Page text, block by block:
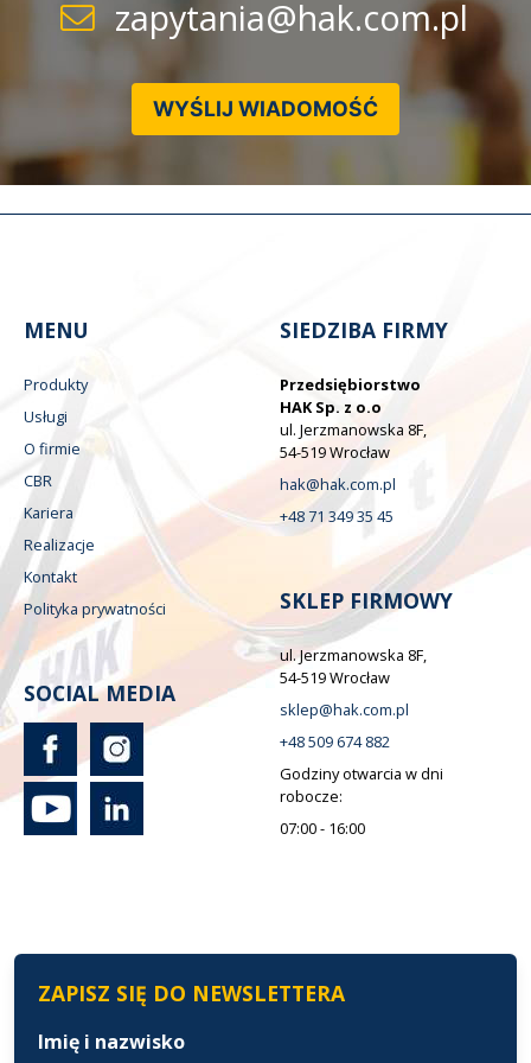
zapytania@hak.com.pl
WYŚLIJ WIADOMOŚĆ
MENU
Produkty
Usługi
O firmie
CBR
Kariera
Realizacje
Kontakt
Polityka prywatności
SOCIAL MEDIA
SIEDZIBA FIRMY
Przedsiębiorstwo
HAK Sp. z o.o
ul. Jerzmanowska 8F,
54-519 Wrocław
hak@hak.com.pl
+48 71 349 35 45
SKLEP FIRMOWY
ul. Jerzmanowska 8F,
54-519 Wrocław
sklep@hak.com.pl
+48 509 674 882
Godziny otwarcia w dni
robocze:
07:00 - 16:00
ZAPISZ SIĘ DO NEWSLETTERA
Imię i nazwisko